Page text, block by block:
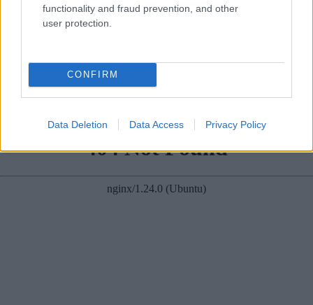
functionality and fraud prevention, and other
user protection.
CONFIRM
Data Deletion Data Access Privacy Policy
traģēdijas
lietā jauns pavērsiens:
apcietinātā policista
aizstāvis vērsies tiesā
hortenzijai – tā lieliski
jūtas arī ēnā